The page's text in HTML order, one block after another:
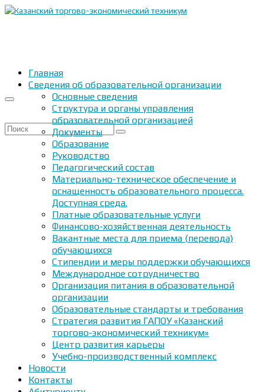
Искать:
Главная
Сведения об образовательной организации
Основные сведения
Структура и органы управления
образовательной организацией
Документы
Образование
Руководство
Педагогический состав
Материально-техническое обеспечение и
оснащенность образовательного процесса.
Доступная среда.
Платные образовательные услуги
Финансово-хозяйственная деятельность
Вакантные места для приема (перевода)
обучающихся
Стипендии и меры поддержки обучающихся
Международное сотрудничество
Организация питания в образовательной
организации
Образовательные стандарты и требования
Стратегия развития ГАПОУ «Казанский
торгово-экономический техникум»
Центр развития карьеры
Учебно-производственный комплекс
Новости
Контакты